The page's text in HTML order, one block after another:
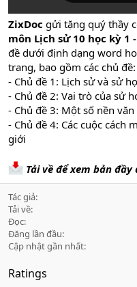
ZixDoc gửi tặng quý thầy
môn Lịch sử 10 học kỳ
đề dưới định dạng word
trang, bao gồm các chủ đề:
- Chủ đề 1: Lịch sử và sử
- Chủ đề 2: Vai trò của sử
- Chủ đề 3: Một số nền
- Chủ đề 4: Các cuộc cách
giới
Tải về để xem bản
Tác giả
Tải về
Đọc
Đăng lần đầu
Cập nhật gần nhất
Ratings